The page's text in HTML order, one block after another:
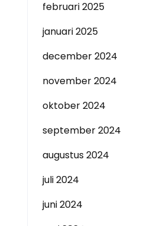
februari 2025
januari 2025
december 2024
november 2024
oktober 2024
september 2024
augustus 2024
juli 2024
juni 2024